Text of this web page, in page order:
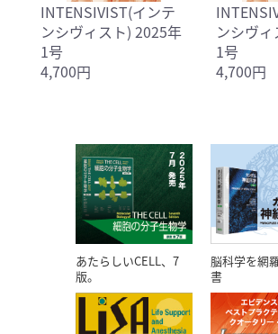
INTENSIVIST(インテ
ンシヴィスト) 2025年
1号
4,700円
ンシヴ
1号
4,700円
あたらしいCELL、7
版。
脳科学を網
書